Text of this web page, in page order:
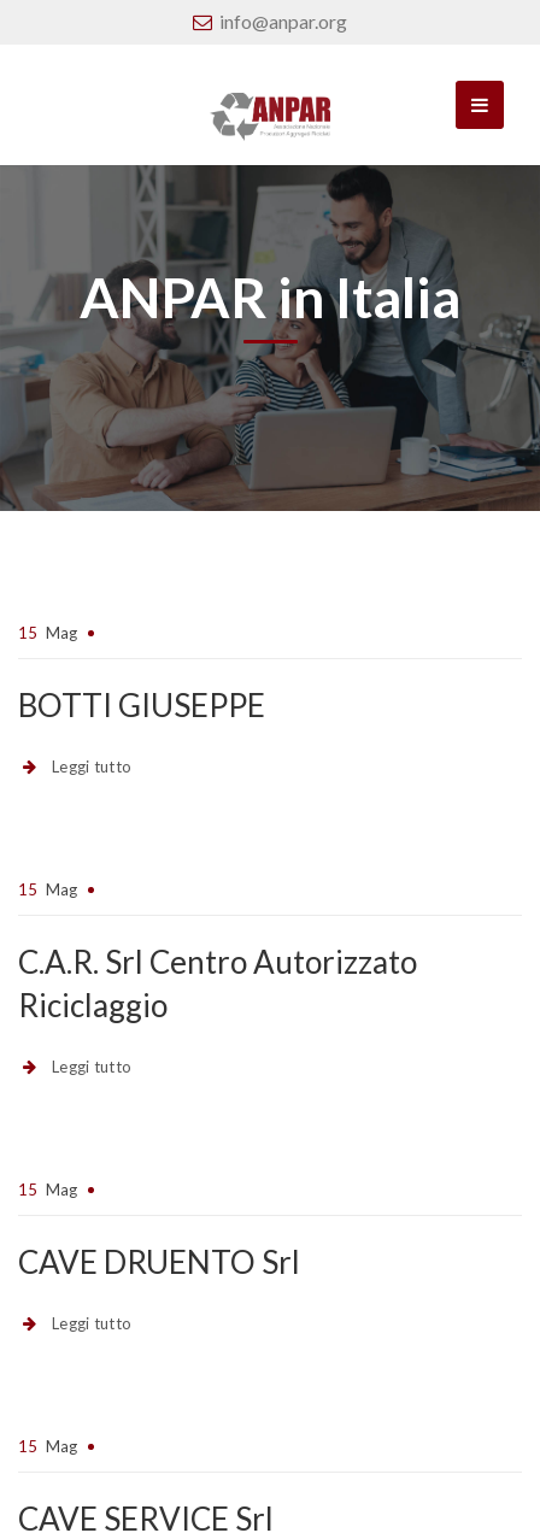
info@anpar.org
ANPAR in Italia
15 Mag
BOTTI GIUSEPPE
Leggi tutto
15 Mag
C.A.R. Srl Centro Autorizzato
Riciclaggio
Leggi tutto
15 Mag
CAVE DRUENTO Srl
Leggi tutto
15 Mag
CAVE SERVICE Srl